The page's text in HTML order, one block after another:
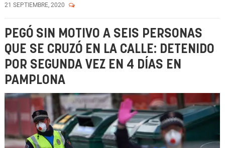
21 SEPTIEMBRE, 2020
PEGÓ SIN MOTIVO A SEIS PERSONAS
QUE SE CRUZÓ EN LA CALLE: DETENIDO
POR SEGUNDA VEZ EN 4 DÍAS EN
PAMPLONA